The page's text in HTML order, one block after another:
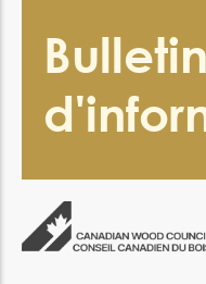
Bulletin